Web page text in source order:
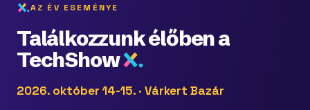
AZ ÉV ESEMÉNYE
Találkozzunk élőben a
TechShow
2026. október 14-15. · Várkert Bazár